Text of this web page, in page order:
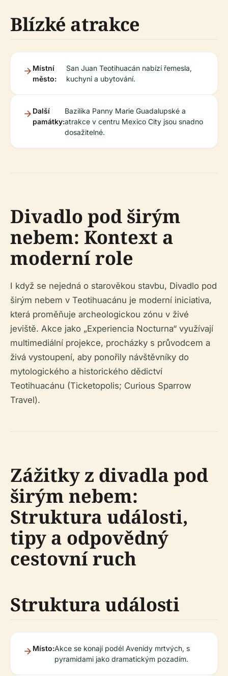
Blízké atrakce
Místní
město:
San Juan Teotihuacán nabízí řemesla,
kuchyni a ubytování.
Další
památky:
Bazilika Panny Marie Guadalupské a
atrakce v centru Mexico City jsou snadno
dosažitelné.
Divadlo pod širým
nebem: Kontext a
moderní role
I když se nejedná o starověkou stavbu, Divadlo pod
širým nebem v Teotihuacánu je moderní iniciativa,
která proměňuje archeologickou zónu v živé
jeviště. Akce jako „Experiencia Nocturna“ využívají
multimediální projekce, procházky s průvodcem a
živá vystoupení, aby ponořily návštěvníky do
mytologického a historického dědictví
Teotihuacánu (Ticketopolis; Curious Sparrow
Travel).
Zážitky z divadla pod
širým nebem:
Struktura události,
tipy a odpovědný
cestovní ruch
Struktura události
Místo:Akce se konají podél Avenidy mrtvých, s
pyramidami jako dramatickým pozadím.